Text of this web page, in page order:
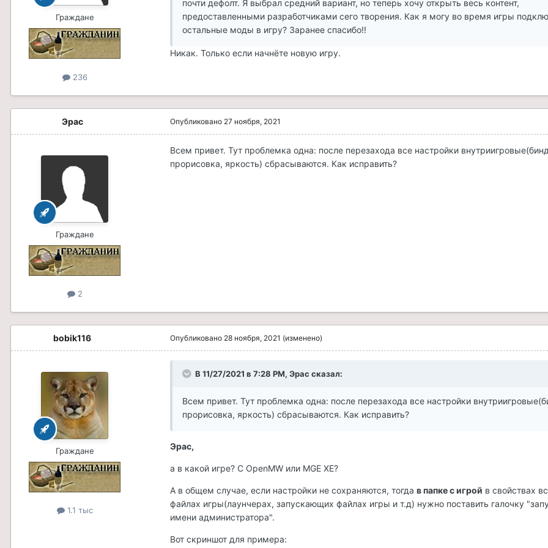
Граждане
236
почти дефолт. Я выбрал средний вариант, но теперь хочу открыть весь контент,
предоставленными разработчиками сего творения. Как я могу во время игры
остальные моды в игру? Заранее спасибо!!
Никак. Только если начнёте новую игру.
Эрас
Граждане
2
Опубликовано 27 ноября, 2021
Всем привет. Тут проблемка одна: после перезахода все настройки
прорисовка, яркость) сбрасываются. Как исправить?
bobik116
Граждане
1.1 тыс
Опубликовано 28 ноября, 2021 (изменено)
В 11/27/2021 в 7:28 PM, Эрас сказал:
Всем привет. Тут проблемка одна: после перезахода все настройки
прорисовка, яркость) сбрасываются. Как исправить?
Эрас,
а в какой игре? С OpenMW или MGE XE?
А в общем случае, если настройки не сохраняются, тогда в папке с игрой в свойствах
файлах игры(лаунчерах, запускающих файлах игры и т.д) нужно поставить галочку
имени администратора".
Вот скриншот для примера: